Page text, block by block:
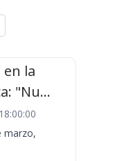
en la
"Nu...
marzo,